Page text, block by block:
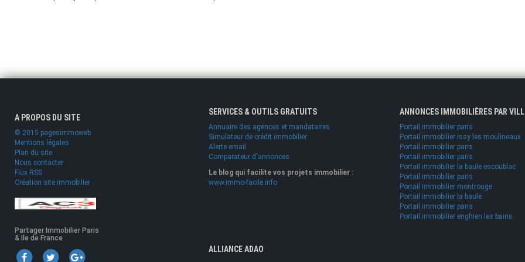
A PROPOS DU SITE
© 2015 pagesimmoweb
Mentions légales
Plan du site
Nous contacter
Flux RSS
Création site immobilier
Partager Immobilier Paris
& Ile de France
SERVICES & OUTILS GRATUITS
Annuaire des agences et mandataires
Simulateur de crédit immobilier
Alerte email
Comparateur d'annonces
Le blog qui facilite vos projets immobilier :
www.immo-facile.info
ANNONCES IMMOBILIÈRES PAR
Portail immobilier paris
Portail immobilier issy les moulineaux
Portail immobilier paris
Portail immobilier paris
Portail immobilier la baule escoublac
Portail immobilier paris
Portail immobilier montrouge
Portail immobilier la baule
Portail immobilier paris
Portail immobilier enghien les bains
ALLIANCE ADAO